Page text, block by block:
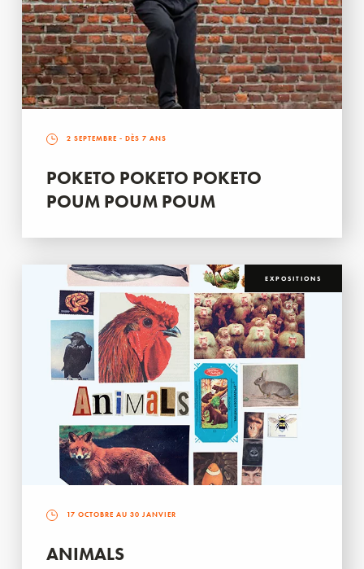
2 SEPTEMBRE - DÈS 7 ANS
POKETO POKETO POKETO
POUM POUM POUM
EXPOSITIONS
17 OCTOBRE AU 30 JANVIER
ANIMALS